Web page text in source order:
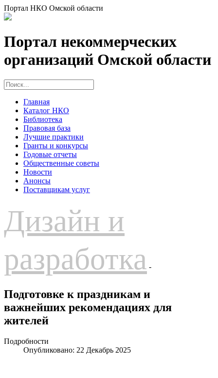
Портал НКО Омской области
Портал некоммерческих
организаций Омской области
Главная
Каталог НКО
Библиотека
Правовая база
Лучшие практики
Гранты и конкурсы
Годовые отчеты
Общественные советы
Новости
Анонсы
Поставщикам услуг
Дизайн и
разработка -
Подготовке к праздникам и
важнейших рекомендациях для
жителей
Подробности
Опубликовано: 22 Декабрь 2025